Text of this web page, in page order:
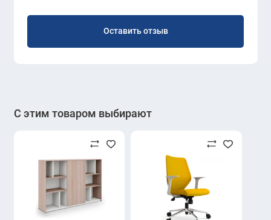
Оставить отзыв
С этим товаром выбирают